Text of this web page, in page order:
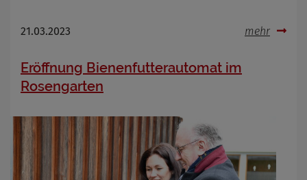
21.03.2023 mehr
Eröffnung Bienenfutterautomat im
Rosengarten